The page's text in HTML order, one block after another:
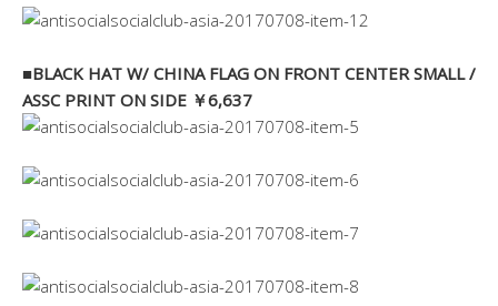
■BLACK HAT W/ CHINA FLAG ON FRONT CENTER SMALL /
ASSC PRINT ON SIDE ￥6,637